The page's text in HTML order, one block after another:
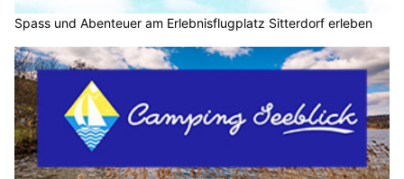
Spass und Abenteuer am Erlebnisflugplatz Sitterdorf erleben